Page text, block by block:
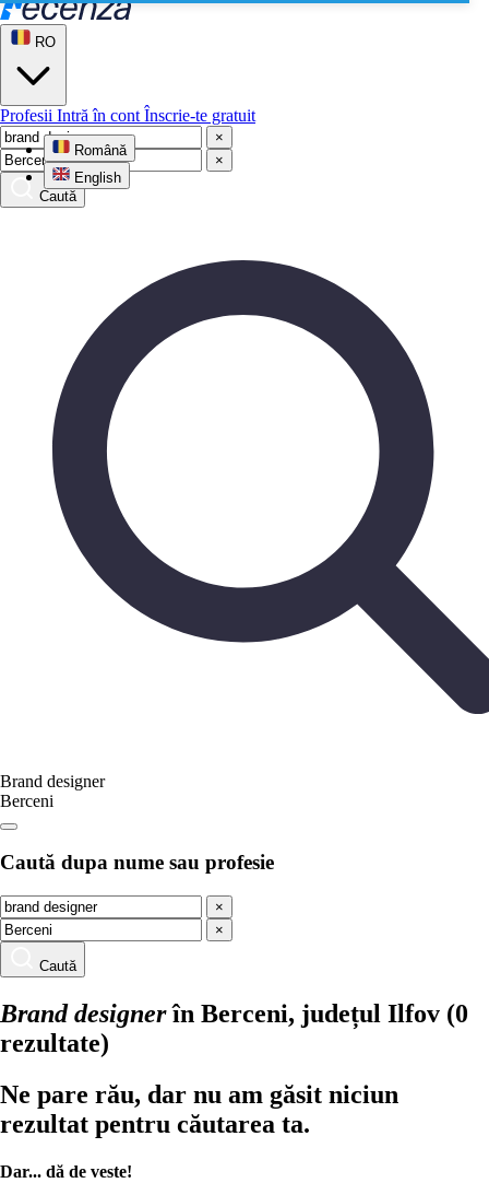
RO
Română
English
Profesii Intră în cont Înscrie-te gratuit
×
×
Caută
Brand designer
Berceni
Caută dupa nume sau profesie
×
×
Caută
Brand designerîn Berceni, județul Ilfov (0
rezultate)
Ne pare rău, dar nu am găsit niciun
rezultat pentru căutarea ta.
Dar... dă de veste!